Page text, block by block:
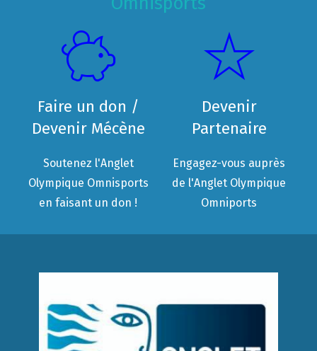
Faire un don /
Devenir Mécène
Soutenez l'Anglet
Olympique Omnisports
en faisant un don !
Devenir
Partenaire
Engagez-vous auprès
de l'Anglet Olympique
Omniports